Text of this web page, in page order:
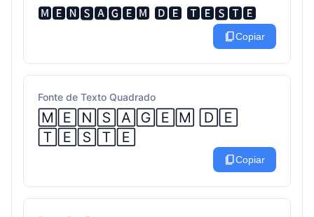
🅼🅴🅽🆂🅰🅶🅴🅼 🅳🅴 🆃🅴🆂🆃🅴
content_copyCopiar
Fonte de Texto Quadrado
🄼🄴🄽🅂🄰🄶🄴🄼 🄳🄴
🅃🄴🅂🅃🄴
content_copyCopiar